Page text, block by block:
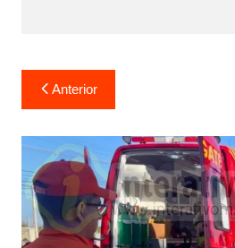
Navegação
de
Post
Anterior